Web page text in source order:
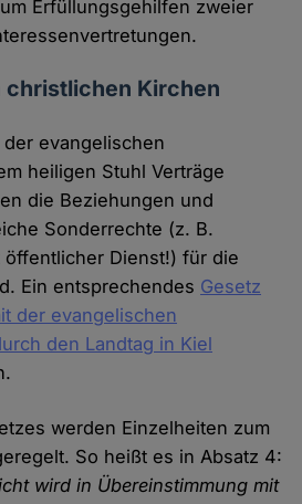
Erfüllungsgehilfen zweier
christlichen Kirchen
der evangelischen
heiligen Stuhl Verträge
die Beziehungen und
Sonderrechte (z. B.
Dienst!) für die
Ein entsprechendes Gesetz
der evangelischen
den Landtag in Kiel
werden Einzelheiten zum
So heißt es in Absatz 4:
wird in Übereinstimmung mit